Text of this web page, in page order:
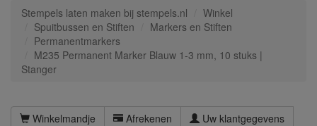
Stempels laten maken bij stempels.nl
Winkel
Spuitbussen en Stiften
Markers en Stiften
Permanentmarkers
M235 Permanent Marker Blauw 1-3 mm, 10 stuks |
Stanger
Winkelmandje Afrekenen
Uw klantgegevens